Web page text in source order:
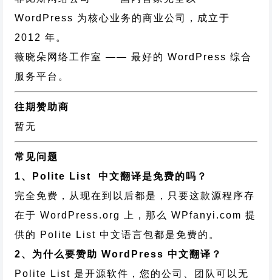
WordPress 为核心业务的商业公司，成立于
2012 年。
薇晓朵网络工作室 —— 最好的 WordPress 综合
服务平台。
往期赞助商
暂无
常见问题
1、Polite List 中文翻译是免费的吗？
完全免费，从现在到以后都是，只要这款源程序存
在于 WordPress.org 上，那么 WPfanyi.com 提
供的 Polite List 中文语言包都是免费的。
2、为什么要赞助 WordPress 中文翻译？
Polite List 是开源软件，您的公司、团队可以无